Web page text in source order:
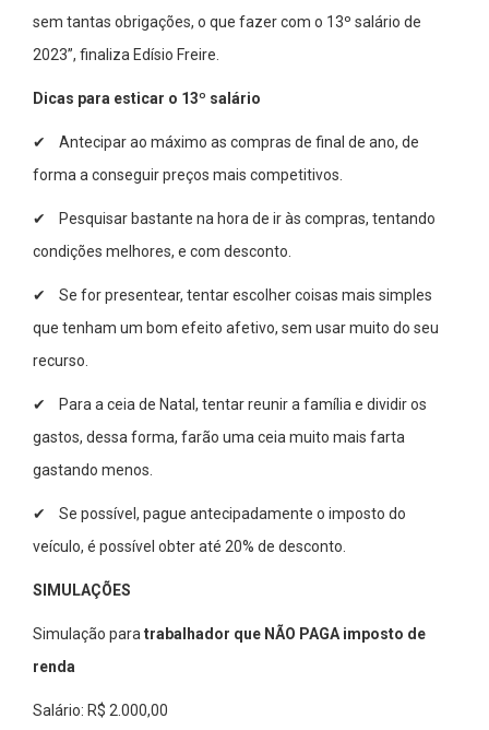
sem tantas obrigações, o que fazer com o 13º salário de
2023”, finaliza Edísio Freire.
Dicas para esticar o 13º salário
✔ Antecipar ao máximo as compras de final de ano, de
forma a conseguir preços mais competitivos.
✔ Pesquisar bastante na hora de ir às compras, tentando
condições melhores, e com desconto.
✔ Se for presentear, tentar escolher coisas mais simples
que tenham um bom efeito afetivo, sem usar muito do seu
recurso.
✔ Para a ceia de Natal, tentar reunir a família e dividir os
gastos, dessa forma, farão uma ceia muito mais farta
gastando menos.
✔ Se possível, pague antecipadamente o imposto do
veículo, é possível obter até 20% de desconto.
SIMULAÇÕES
Simulação para trabalhador que NÃO PAGA imposto de
renda
Salário: R$ 2.000,00